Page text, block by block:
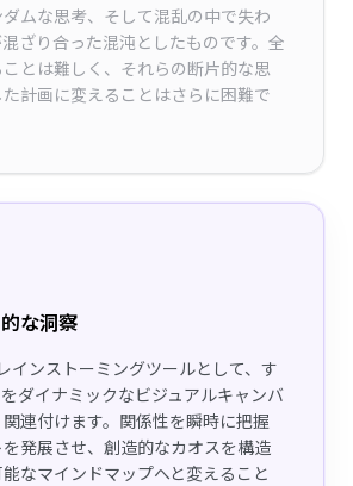
ムな思考、そして混乱の中で失わ
ざり合った混沌としたものです。全
とは難しく、それらの断片的な思
計画に変えることはさらに困難で
な洞察
インストーミングツールとして、す
ダイナミックなビジュアルキャンバ
連付けます。関係性を瞬時に把握
を発展させ、創造的なカオスを構造
なマインドマップへと変えること